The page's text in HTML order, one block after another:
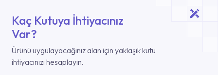
Kaç Kutuya İhtiyacınız
Var?
Ürünü uygulayacağınız alan için yaklaşık kutu
ihtiyacınızı hesaplayın.